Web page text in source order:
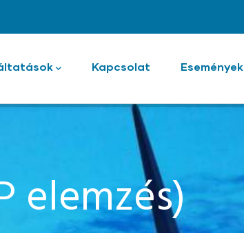
Kapcsolat Események
elemzés)